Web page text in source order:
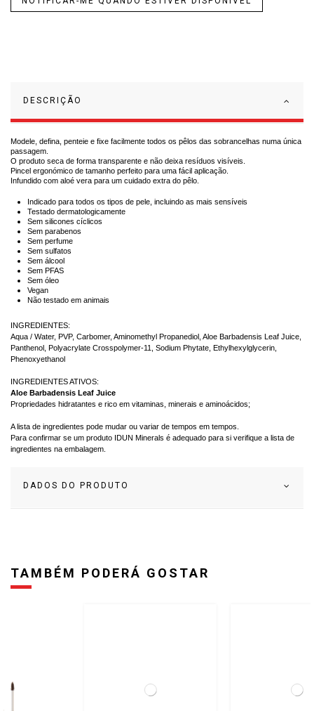
DESCRIÇÃO
Modele, defina, penteie e fixe facilmente todos os pêlos das sobrancelhas numa única
passagem.
O produto seca de forma transparente e não deixa resíduos visíveis.
Pincel ergonómico de tamanho perfeito para uma fácil aplicação.
Infundido com aloé vera para um cuidado extra do pêlo.
Indicado para todos os tipos de pele, incluindo as mais sensíveis
Testado dermatologicamente
Sem silicones cíclicos
Sem parabenos
Sem perfume
Sem sulfatos
Sem álcool
Sem PFAS
Sem óleo
Vegan
Não testado em animais
INGREDIENTES:
Aqua / Water, PVP, Carbomer, Aminomethyl Propanediol, Aloe Barbadensis Leaf Juice,
Panthenol, Polyacrylate Crosspolymer-11, Sodium Phytate, Ethylhexylglycerin,
Phenoxyethanol
INGREDIENTES ATIVOS:
Aloe Barbadensis Leaf Juice
Propriedades hidratantes e rico em vitaminas, minerais e aminoácidos;
A lista de ingredientes pode mudar ou variar de tempos em tempos.
Para confirmar se um produto IDUN Minerals é adequado para si verifique a lista de
ingredientes na embalagem.
DADOS DO PRODUTO
TAMBÉM PODERÁ GOSTAR